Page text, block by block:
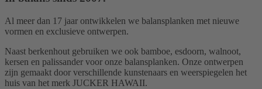
Al meer dan 17 jaar ontwikkelen we balansplanken met nieuwe
vormen en exclusieve ontwerpen.
Naast berkenhout gebruiken we ook bamboe, esdoorn, walnoot,
kersen en palissander voor onze balansplanken. Onze ontwerpen
zijn gemaakt door verschillende kunstenaars en weerspiegelen het
huis van het merk JUCKER HAWAII.